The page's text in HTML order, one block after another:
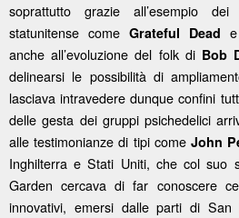
soprattutto grazie all’esempio
statunitense come Grateful Dead e
anche all’evoluzione del folk di Bob
delinearsi le possibilità di
lasciava intravedere dunque confini
delle gesta dei gruppi psichedelici
alle testimonianze di tipi comeJohn
Inghilterra e Stati Uniti, che col suo
Garden cercava di far conoscere
innovativi, emersi dalle parti di San